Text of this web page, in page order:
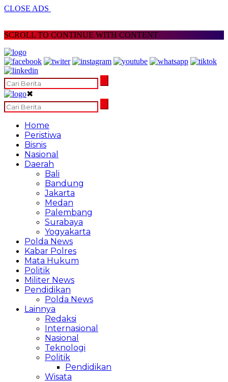
CLOSE ADS
SCROLL TO CONTINUE WITH CONTENT
✖
Home
Peristiwa
Bisnis
Nasional
Daerah
Bali
Bandung
Jakarta
Medan
Palembang
Surabaya
Yogyakarta
Polda News
Kabar Polres
Mata Hukum
Politik
Militer News
Pendidikan
Polda News
Lainnya
Redaksi
Internasional
Nasional
Teknologi
Politik
Pendidikan
Wisata